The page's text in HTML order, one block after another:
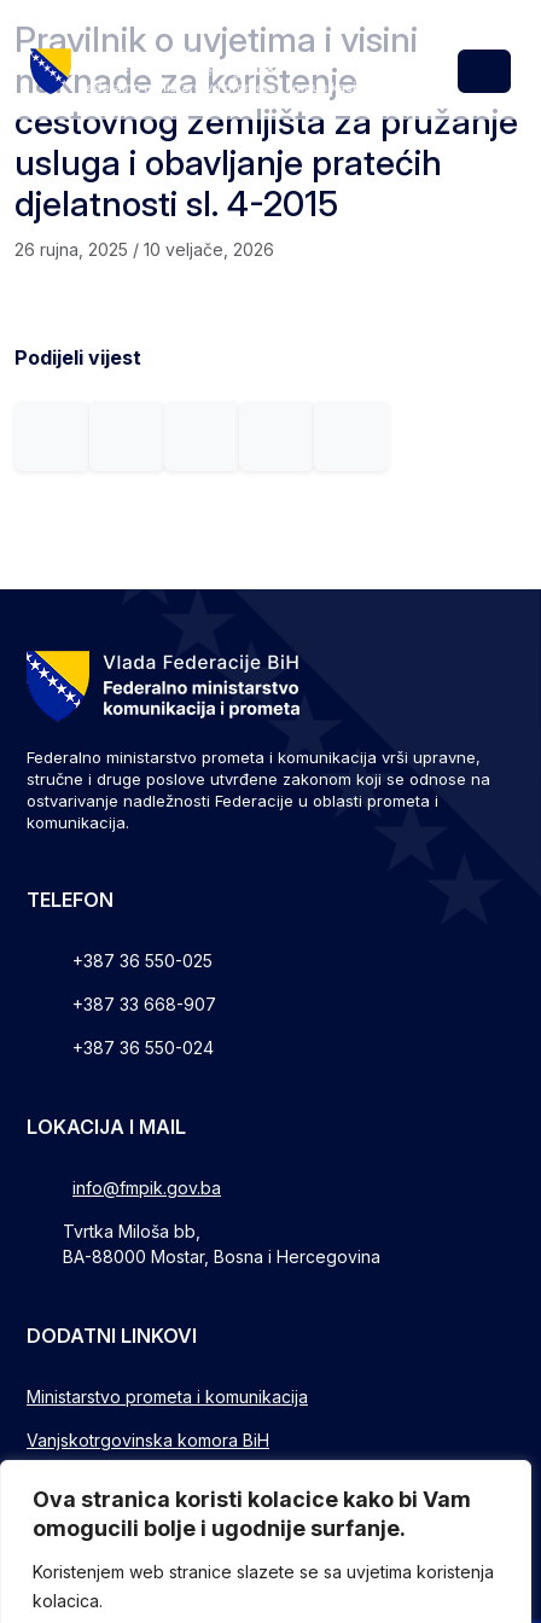
Ova stranica koristi kolacice kako bi Vam
omogucili bolje i ugodnije surfanje.
Koristenjem web stranice slazete se sa uvjetima koristenja
kolacica.
Menu
Pravilnik o uvjetima i visini
naknade za korištenje
cestovnog zemljišta za pružanje
usluga i obavljanje pratećih
djelatnosti sl. 4-2015
26 rujna, 2025 / 10 veljače, 2026
Podijeli vijest
Federalno ministarstvo prometa i komunikacija vrši upravne,
stručne i druge poslove utvrđene zakonom koji se odnose na
ostvarivanje nadležnosti Federacije u oblasti prometa i
komunikacija.
TELEFON
+387 36 550-025
+387 33 668-907
+387 36 550-024
LOKACIJA I MAIL
info@fmpik.gov.ba
Tvrtka Miloša bb,
BA-88000 Mostar, Bosna i Hercegovina
DODATNI LINKOVI
Ministarstvo prometa i komunikacija
Vanjskotrgovinska komora BiH
FUZIP Sarajevo